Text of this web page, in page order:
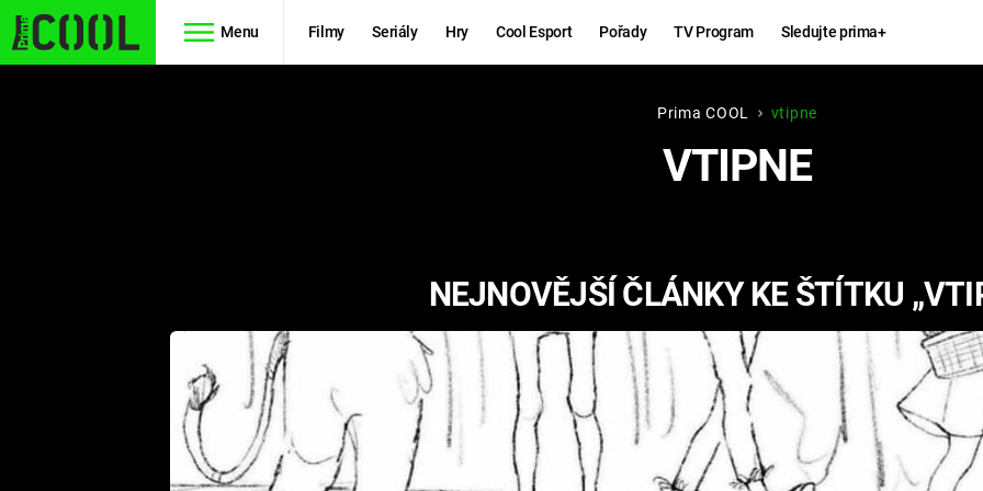
Menu Filmy Seriály Hry Cool Esport Pořady TV Program Sledujte prima+
FUTURAMA
RYCHLE A
ZBĚSILE 10
PREDÁTOR
KINGDOM
COME:
DELIVERANCE
ESPORT
KOMEDIE
CHUCK
NORRIS
Prima COOL vtipne
VTIPNE
NEJNOVĚJŠÍ ČLÁNKY KE ŠTÍTKU